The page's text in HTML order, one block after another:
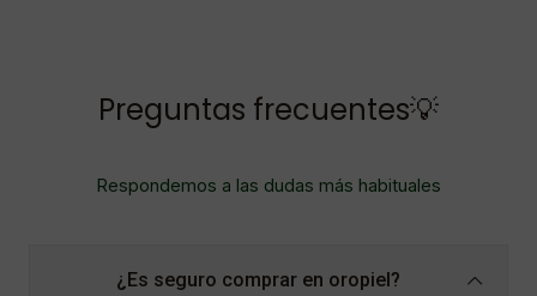
Preguntas frecuentes💡
Respondemos a las dudas más habituales
¿Es seguro comprar en oropiel?